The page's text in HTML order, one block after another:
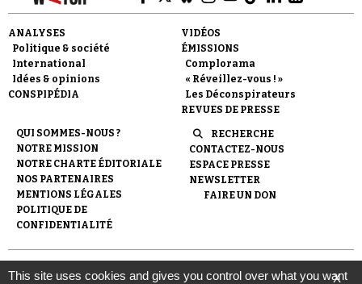
Faire un don
Demander à Vera
ANALYSES
Politique & société
International
Idées & opinions
CONSPIPÉDIA
VIDÉOS
ÉMISSIONS
Complorama
« Réveillez-vous ! »
Les Déconspirateurs
REVUES DE PRESSE
QUI SOMMES-NOUS ?
NOTRE MISSION
NOTRE CHARTE ÉDITORIALE
NOS PARTENAIRES
MENTIONS LÉGALES
POLITIQUE DE
CONFIDENTIALITÉ
RECHERCHE
CONTACTEZ-NOUS
ESPACE PRESSE
NEWSLETTER
FAIRE UN DON
© 2007- 2026 Conspiracy Watch | Une réalisation de
l'Observatoire du conspirationnisme (association loi de 1901) avec
X
This site uses cookies and gives you control over what you want